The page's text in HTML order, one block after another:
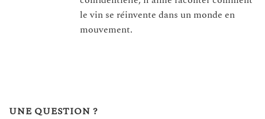
le vin se réinvente dans un monde en
mouvement.
UNE QUESTION ?